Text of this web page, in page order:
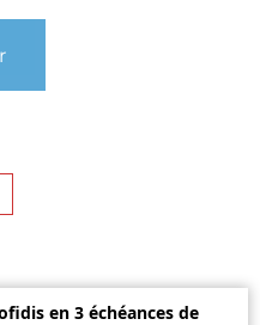
en 3 échéances de